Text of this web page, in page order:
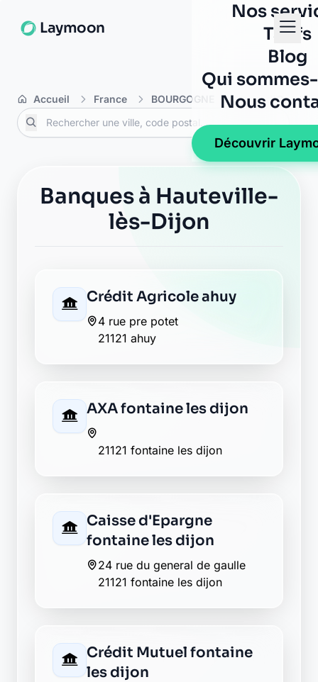
Laymoon
Nos
Tarifs
Blog
Qui
Nous
Découvrir
Accueil France BOURGOGNE Côte-d'Or
Banques à Hauteville-
lès-Dijon
Crédit Agricole ahuy
4 rue pre potet
21121 ahuy
AXA fontaine les dijon
21121 fontaine les dijon
Caisse d'Epargne
fontaine les dijon
24 rue du general de gaulle
21121 fontaine les dijon
Crédit Mutuel fontaine
les dijon